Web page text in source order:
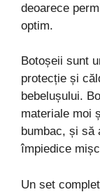
deoarece
optim.
Botoșeii sunt
protecție și
bebelușului.
materiale moi
bumbac, și să
împiedice
Un set